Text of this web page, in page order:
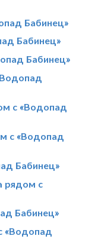
Бабинец»
Бабинец»
Бабинец»
с «Водопад
с «Водопад
Бабинец»
рядом с
Бабинец»
«Водопад